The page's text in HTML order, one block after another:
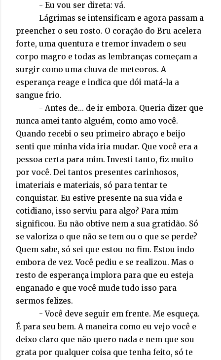
- Eu vou ser direta: vá.
Lágrimas se intensificam e agora passam a
preencher o seu rosto. O coração do Bru acelera
forte, uma quentura e tremor invadem o seu
corpo magro e todas as lembranças começam a
surgir como uma chuva de meteoros. A
esperança reage e indica que dói matá-la a
sangue frio.
- Antes de... de ir embora. Queria dizer que
nunca amei tanto alguém, como amo você.
Quando recebi o seu primeiro abraço e beijo
senti que minha vida iria mudar. Que você era a
pessoa certa para mim. Investi tanto, fiz muito
por você. Dei tantos presentes carinhosos,
imateriais e materiais, só para tentar te
conquistar. Eu estive presente na sua vida e
cotidiano, isso serviu para algo? Para mim
significou. Eu não obtive nem a sua gratidão. Só
se valoriza o que não se tem ou o que se perde?
Quem sabe, só sei que estou no fim. Estou indo
embora de vez. Você pediu e se realizou. Mas o
resto de esperança implora para que eu esteja
enganado e que você mude tudo isso para
sermos felizes.
- Você deve seguir em frente. Me esqueça.
É para seu bem. A maneira como eu vejo você e
deixo claro que não quero nada e nem que sou
grata por qualquer coisa que tenha feito, só te